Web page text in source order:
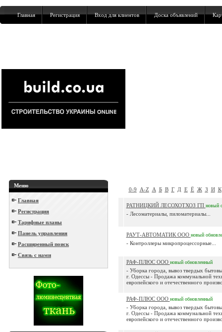
Главная Регистрация Вход для клиентов Доска объявлений
Меню
Главная
Регистрация
Тарифные планы
Панель управления
Расширенный поиск
Связь с нами
0-9 A-Z А Б В Г Д Е Ё Ж З И К
РАТНИЦКИЙ ЛЕСОХОТХОЗ ГП новый
- Лесоматериалы, пиломатериалы...
РАУТ-АВТОМАТИК ООО новый
- Контроллеры микропроцессорные...
РАФ-ПЛЮС ООО новый обновленный
- Уборка города, вывоз твердых
г. Одессы - Продажа коммунальной
европейского и отечественного
РАФ-ПЛЮС ООО новый обновленный
- Уборка города, вывоз твердых
г. Одессы - Продажа коммунальной
европейского и отечественного